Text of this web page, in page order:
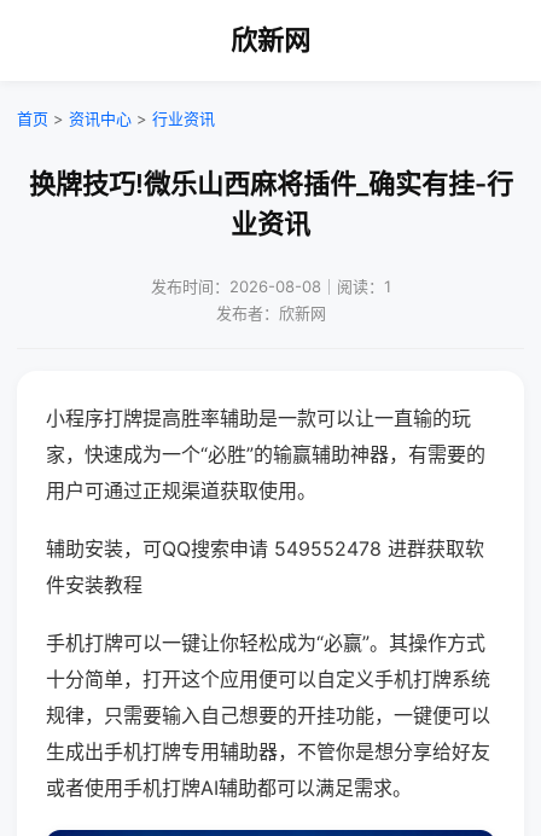
欣新网
首页 > 资讯中心 > 行业资讯
换牌技巧!微乐山西麻将插件_确实有挂-行
业资讯
发布时间：2026-08-08｜阅读：1
发布者：欣新网
小程序打牌提高胜率辅助是一款可以让一直输的玩
家，快速成为一个“必胜”的输赢辅助神器，有需要的
用户可通过正规渠道获取使用。
辅助安装，可QQ搜索申请 549552478 进群获取软
件安装教程
手机打牌可以一键让你轻松成为“必赢”。其操作方式
十分简单，打开这个应用便可以自定义手机打牌系统
规律，只需要输入自己想要的开挂功能，一键便可以
生成出手机打牌专用辅助器，不管你是想分享给好友
或者使用手机打牌AI辅助都可以满足需求。